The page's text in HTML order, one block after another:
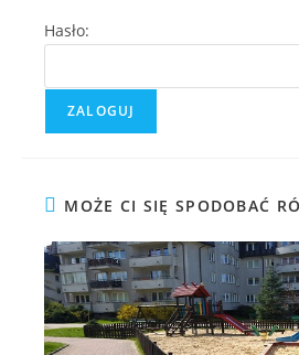
Hasło:
MOŻE CI SIĘ SPODOBAĆ